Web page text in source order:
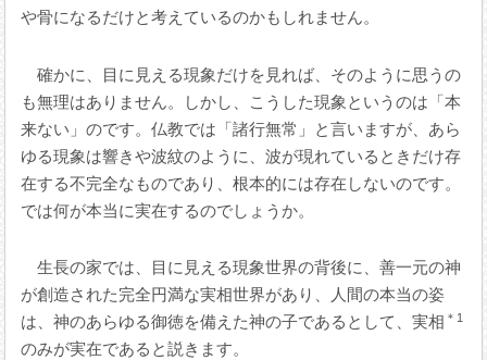
や骨になるだけと考えているのかもしれません。
確かに、目に見える現象だけを見れば、そのように思うの
も無理はありません。しかし、こうした現象というのは「本
来ない」のです。仏教では「諸行無常」と言いますが、あら
ゆる現象は響きや波紋のように、波が現れているときだけ存
在する不完全なものであり、根本的には存在しないのです。
では何が本当に実在するのでしょうか。
生長の家では、目に見える現象世界の背後に、善一元の神
が創造された完全円満な実相世界があり、人間の本当の姿
は、神のあらゆる御徳を備えた神の子であるとして、実相 ＊1
のみが実在であると説きます。